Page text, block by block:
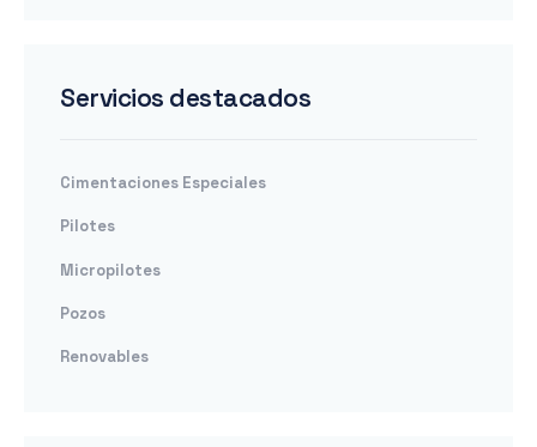
Servicios destacados
Cimentaciones Especiales
Pilotes
Micropilotes
Pozos
Renovables